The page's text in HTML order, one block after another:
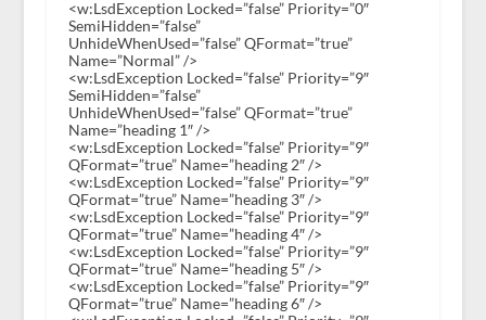
<w:LsdException Locked=”false” Priority=”0″
SemiHidden=”false”
UnhideWhenUsed=”false” QFormat=”true”
Name=”Normal” />
<w:LsdException Locked=”false” Priority=”9″
SemiHidden=”false”
UnhideWhenUsed=”false” QFormat=”true”
Name=”heading 1″ />
<w:LsdException Locked=”false” Priority=”9″
QFormat=”true” Name=”heading 2″ />
<w:LsdException Locked=”false” Priority=”9″
QFormat=”true” Name=”heading 3″ />
<w:LsdException Locked=”false” Priority=”9″
QFormat=”true” Name=”heading 4″ />
<w:LsdException Locked=”false” Priority=”9″
QFormat=”true” Name=”heading 5″ />
<w:LsdException Locked=”false” Priority=”9″
QFormat=”true” Name=”heading 6″ />